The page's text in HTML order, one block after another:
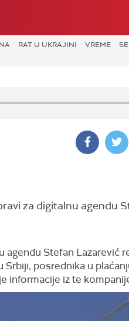
RAT U UKRAJINI VREME
za digitalnu agendu
agendu Stefan Lazarević
Srbiji, posrednika u
informacije iz te